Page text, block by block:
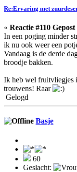
Re:Ervaring met
« Reactie #110 Gepost
In een poging minder
ik nu ook weer een
Vandaag is de derde
broodje bakken.
Ik heb wel fruitvliegjes
trouwens! Raar
Gelogd
Basje
60
Geslacht: